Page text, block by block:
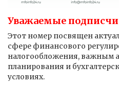
Уважаемые
Этот номер посвящен
сфере финансового
налогообложения, важным
планирования и
условиях.